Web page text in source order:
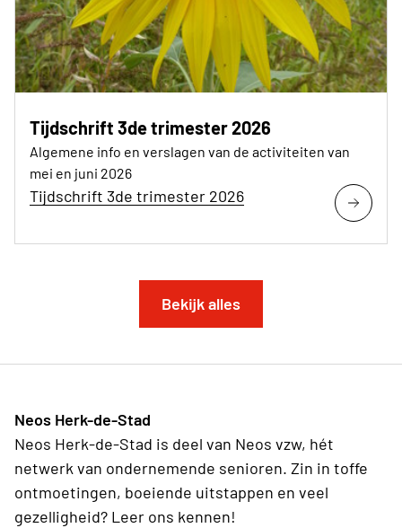
Tijdschrift 3de trimester 2026
Algemene info en verslagen van de activiteiten van
mei en juni 2026
Tijdschrift 3de trimester 2026
Bekijk alles
Neos Herk-de-Stad
Neos Herk-de-Stad is deel van Neos vzw, hét
netwerk van ondernemende senioren. Zin in toffe
ontmoetingen, boeiende uitstappen en veel
gezelligheid? Leer ons kennen!